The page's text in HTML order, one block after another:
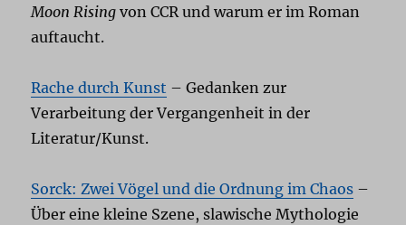
Moon Rising von CCR und warum er im Roman
auftaucht.
Rache durch Kunst – Gedanken zur
Verarbeitung der Vergangenheit in der
Literatur/Kunst.
Sorck: Zwei Vögel und die Ordnung im Chaos –
Über eine kleine Szene, slawische Mythologie